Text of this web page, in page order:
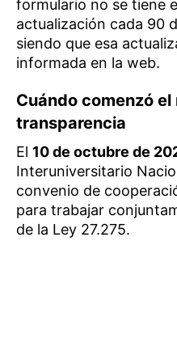
formulario no se tiene
actualización cada 90
siendo que esa
informada en la web.
Cuándo comenzó
transparencia
El 10 de octubre de
Interuniversitario
convenio de
para trabajar
de la Ley 27.275.